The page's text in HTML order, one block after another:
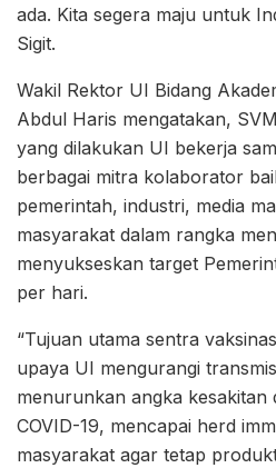
ada. Kita segera maju untuk
Sigit.
Wakil Rektor UI Bidang
Abdul Haris mengatakan,
yang dilakukan UI bekerja
berbagai mitra kolaborator
pemerintah, industri, media
masyarakat dalam rangka
menyukseskan target
per hari.
“Tujuan utama sentra
upaya UI mengurangi
menurunkan angka kesakitan
COVID-19, mencapai herd
masyarakat agar tetap